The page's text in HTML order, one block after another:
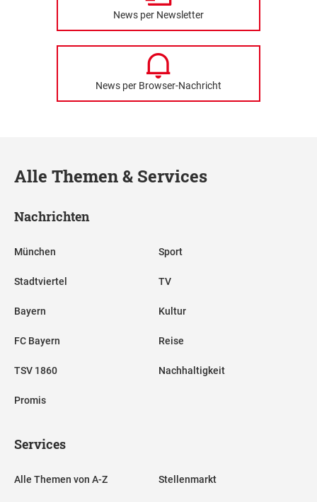
News per Newsletter
News per Browser-Nachricht
Alle Themen & Services
Nachrichten
München
Stadtviertel
Bayern
FC Bayern
TSV 1860
Promis
Sport
TV
Kultur
Reise
Nachhaltigkeit
Services
Alle Themen von A-Z Stellenmarkt